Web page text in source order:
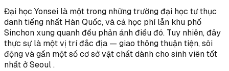
Đại học Yonsei là một trong những trường đại học tư thục
danh tiếng nhất Hàn Quốc, và cả học phí lẫn khu phố
Sinchon xung quanh đều phản ánh điều đó. Tuy nhiên, đây
thực sự là một vị trí đắc địa — giao thông thuận tiện, sôi
động và gần một số cơ sở vật chất dành cho sinh viên tốt
nhất ở Seoul .